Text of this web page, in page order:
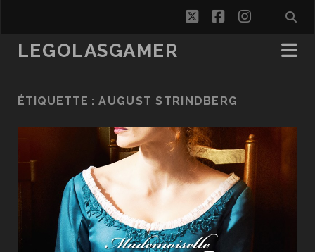
twitterfacebook
LEGOLASGAMER
ÉTIQUETTE :AUGUST STRINDBERG